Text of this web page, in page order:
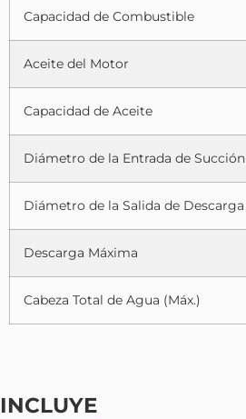
Capacidad de Combustible
Aceite del Motor
Capacidad de Aceite
Diámetro de la Entrada de Succión
Diámetro de la Salida de Descarga
Descarga Máxima
Cabeza Total de Agua (Máx.)
INCLUYE